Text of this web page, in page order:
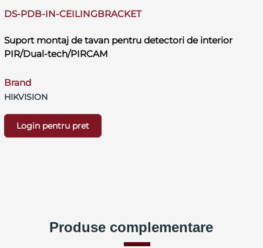
DS-PDB-IN-CEILINGBRACKET
Suport montaj de tavan pentru detectori de interior
PIR/Dual-tech/PIRCAM
Brand
HIKVISION
Login pentru pret
Produse complementare